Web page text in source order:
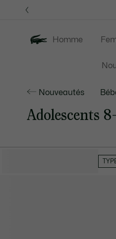
d’information
Homme
Nouveautés
Adolescents